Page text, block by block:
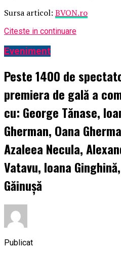
Sursa articol: BVON.ro
Citeste in continuare
Eveniment
Peste 1400 de
premiera de gală a
cu: George Tănase,
Gherman, Oana
Azaleea Necula,
Vatavu, Ioana
Găinușă
Publicat